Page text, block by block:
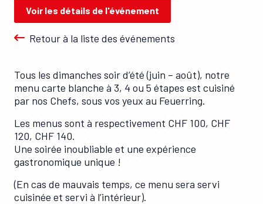
Voir les détails de l'événement
Retour à la liste des événements
Tous les dimanches soir d’été (juin – août), notre
menu carte blanche à 3, 4 ou 5 étapes est cuisiné
par nos Chefs, sous vos yeux au Feuerring.
Les menus sont à respectivement CHF 100, CHF
120, CHF 140.
Une soirée inoubliable et une expérience
gastronomique unique !
(En cas de mauvais temps, ce menu sera servi
cuisinée et servi à l’intérieur).